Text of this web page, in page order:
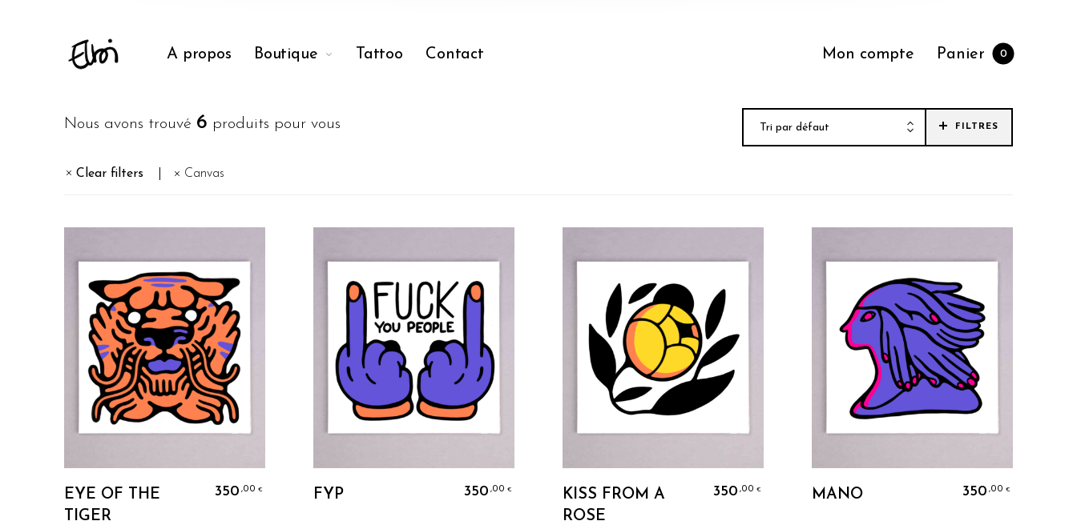
A propos Boutique Tattoo Contact Mon compte Panier 0
Nous avons trouvé 6 produits pour vous Tri par défaut FILTRES
Clear filters Canvas
Ajouter Au Panier
EYE OF THE
TIGER
350 ,00 € FYP 350 ,00 €
Ajouter Au Panier
KISS FROM A
ROSE
350 ,00 €
Ajouter Au Panier
MANO 350 ,00 €